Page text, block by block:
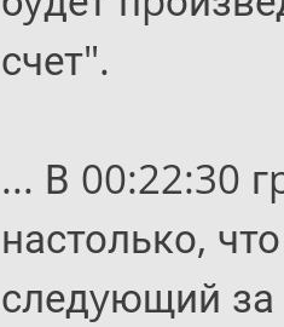
счет".
... В 00:22:30
настолько,
следyющий за